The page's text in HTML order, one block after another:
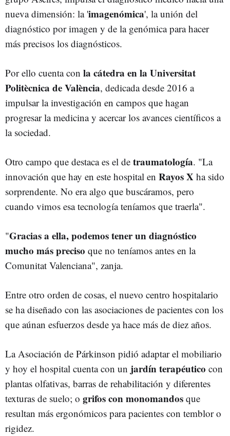
nueva dimensión: la 'imagenómica', la unión del
diagnóstico por imagen y de la genómica para hacer
más precisos los diagnósticos.
Por ello cuenta con la cátedra en la Universitat
Politècnica de València, dedicada desde 2016 a
impulsar la investigación en campos que hagan
progresar la medicina y acercar los avances científicos a
la sociedad.
Otro campo que destaca es el de traumatología. "La
innovación que hay en este hospital en Rayos X ha sido
sorprendente. No era algo que buscáramos, pero
cuando vimos esa tecnología teníamos que traerla".
"Gracias a ella, podemos tener un diagnóstico
mucho más preciso que no teníamos antes en la
Comunitat Valenciana", zanja.
Entre otro orden de cosas, el nuevo centro hospitalario
se ha diseñado con las asociaciones de pacientes con los
que aúnan esfuerzos desde ya hace más de diez años.
La Asociación de Párkinson pidió adaptar el mobiliario
y hoy el hospital cuenta con un jardín terapéutico con
plantas olfativas, barras de rehabilitación y diferentes
texturas de suelo; o grifos con monomandos que
resultan más ergonómicos para pacientes con temblor o
rigidez.